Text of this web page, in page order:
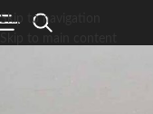
Skip to navigation